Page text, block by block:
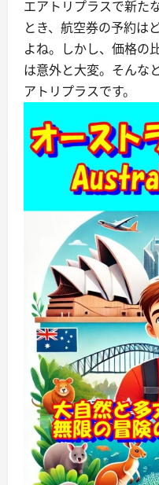
エアトリプラスで新た
とき、航空券の予約は
よね。しかし、価格の
は意外と大変。そんな
アトリプラスです。